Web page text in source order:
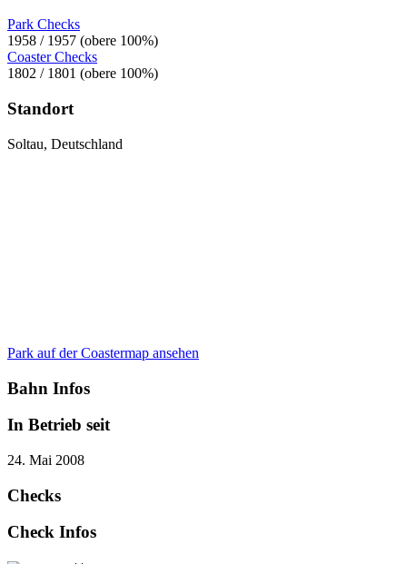
Park Checks
1958 / 1957 (obere 100%)
Coaster Checks
1802 / 1801 (obere 100%)
Standort
Soltau, Deutschland
Park auf der Coastermap ansehen
Bahn Infos
In Betrieb seit
24. Mai 2008
Checks
Check Infos